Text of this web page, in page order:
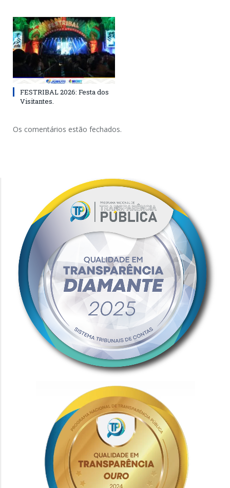
FESTRIBAL 2026: Festa dos
Visitantes.
Os comentários estão fechados.